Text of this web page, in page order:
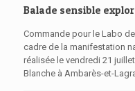
Balade sensible
Commande pour le Labo
cadre de la manifestation
réalisée le vendredi 21
Blanche à Ambarès-et-